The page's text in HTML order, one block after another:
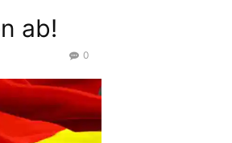
ab!
0